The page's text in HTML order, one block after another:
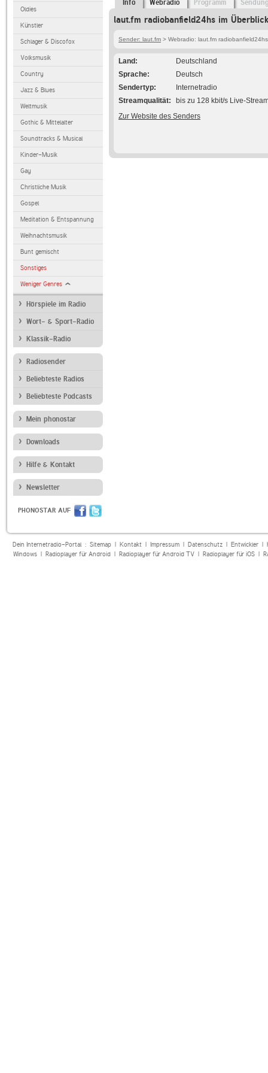
Oldies
Künstler
Schlager & Discofox
Volksmusik
Country
Jazz & Blues
Weltmusik
Gothic & Mittelalter
Soundtracks & Musical
Kinder-Musik
Gay
Christliche Musik
Gospel
Meditation & Entspannung
Weihnachtsmusik
Bunt gemischt
Sonstiges
Weniger Genres
Hörspiele im Radio
Wort- & Sport-Radio
Klassik-Radio
Radiosender
Beliebteste Radios
Beliebteste Podcasts
Mein phonostar
Downloads
Hilfe & Kontakt
Newsletter
PHONOSTAR AUF
Info Webradio Programm
laut.fm radiobanfield24hs im Überblick
Sender: laut.fm > Webradio: laut.fm radiobanfield24hs
Land
Deutschland
Sprache
Deutsch
Sendertyp
Internetradio
Streamqualität
bis zu 128 kbit/s Live-
Zur Website des Senders
Dein Internetradio-Portal : Sitemap| Kontakt| Impressum| Datenschutz| Entwickler|
Windows| Radioplayer für Android| Radioplayer für Android TV| Radioplayer für iOS|